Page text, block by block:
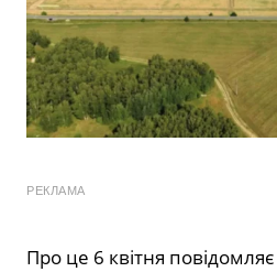
РЕКЛАМА
Про це 6 квітня